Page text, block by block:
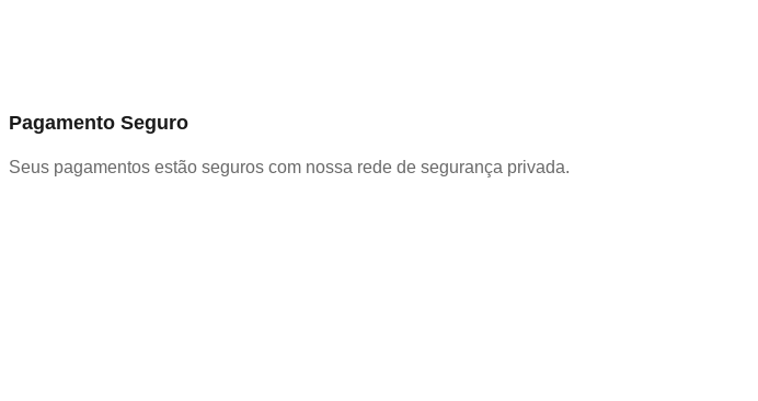
Pagamento Seguro
Seus pagamentos estão seguros com nossa rede de segurança privada.